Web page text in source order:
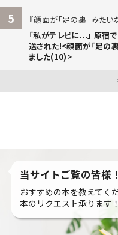
5
顔面が「足の裏」みた
「私がテレビに...」 原宿
送された!<顔面が「足の
ました(10)>
当サイトご覧の皆様！
おすすめの本を教えてく
本のリクエスト承ります！